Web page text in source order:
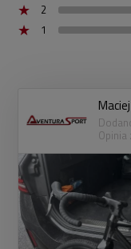
2
1
Maciej